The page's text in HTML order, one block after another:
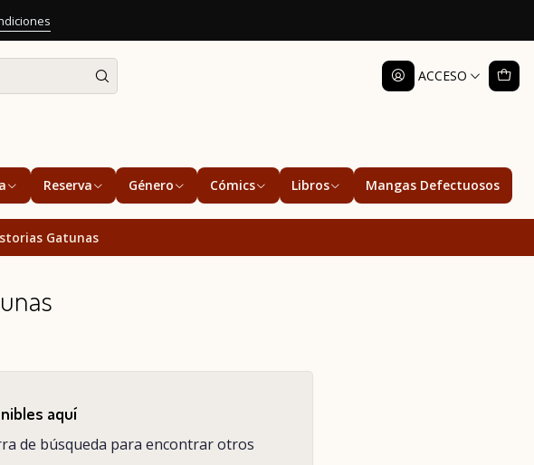
ACCESO
Reserva Género Cómics Libros Mangas Defectuosos
Gatunas
aquí
de búsqueda para encontrar otros